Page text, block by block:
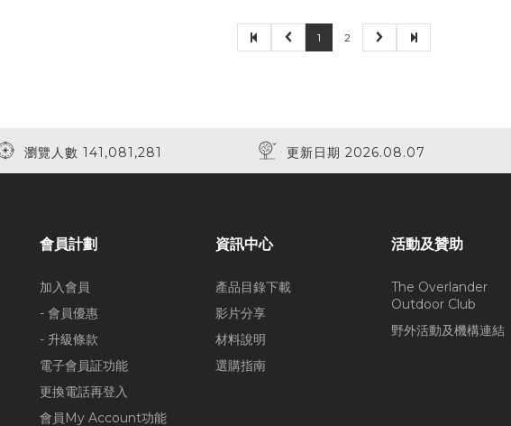
1 2
瀏覽人數 141,081,281 更新日期 2026.08.07
會員計劃
加入會員
- 會員優惠
- 升級條款
電子會員証功能
更換電話再登入
會員My Account功能
資訊中心
產品目錄下載
影片分享
材料說明
選購指南
活動及贊助
The Overlander
Outdoor Club
野外活動及機構連結